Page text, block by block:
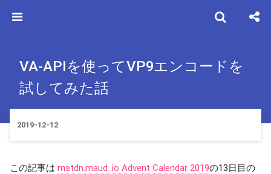
VA-APIを使ってVP9エンコードを
試してみた話
2019-12-12
この記事は mstdn.maud .io Advent Calendar 2019の13日目の